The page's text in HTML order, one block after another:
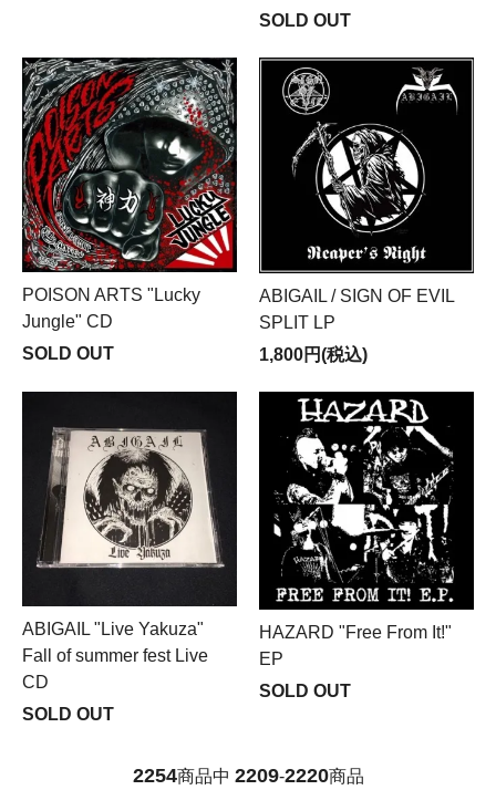
SOLD OUT
POISON ARTS "Lucky
Jungle" CD
SOLD OUT
ABIGAIL / SIGN OF EVIL
SPLIT LP
1,800円(税込)
ABIGAIL "Live Yakuza"
Fall of summer fest Live
CD
SOLD OUT
HAZARD "Free From It!"
EP
SOLD OUT
2254商品中 2209-2220商品